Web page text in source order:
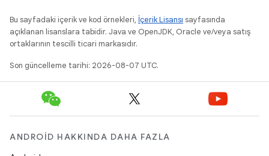
Bu sayfadaki içerik ve kod örnekleri, İçerik Lisansı sayfasında
açıklanan lisanslara tabidir. Java ve OpenJDK, Oracle ve/veya satış
ortaklarının tescilli ticari markasıdır.
Son güncelleme tarihi: 2026-08-07 UTC.
ANDROID HAKKINDA DAHA FAZLA